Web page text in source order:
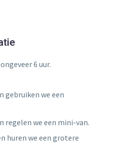
6 uur.
gebruiken we een
regelen we een mini-van.
huren we een grotere